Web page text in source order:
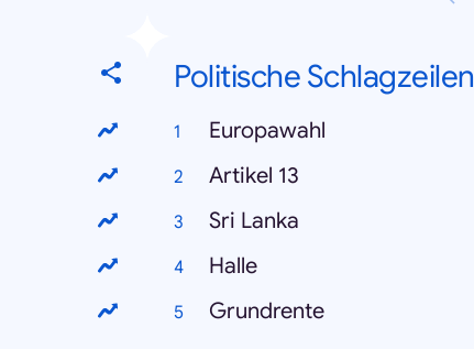
Politische Schlagzeilen
Europawahl
Artikel 13
Sri Lanka
Halle
Grundrente